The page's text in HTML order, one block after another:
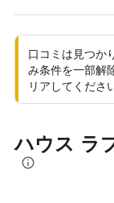
口コミは見つか
み条件を一部解
リアしてくださ
ハウス ラ